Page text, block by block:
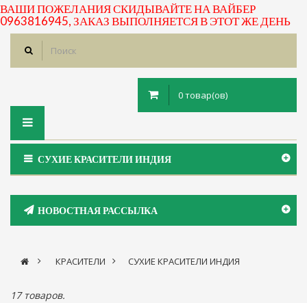
ВАШИ ПОЖЕЛАНИЯ СКИДЫВАЙТЕ НА ВАЙБЕР
0963816945, ЗАКАЗ ВЫПОЛНЯЕТСЯ В ЭТОТ ЖЕ ДЕНЬ
0 товар(ов)
Toggle
СУХИЕ КРАСИТЕЛИ ИНДИЯ
НОВОСТНАЯ РАССЫЛКА
> КРАСИТЕЛИ > СУХИЕ КРАСИТЕЛИ ИНДИЯ
17 товаров.